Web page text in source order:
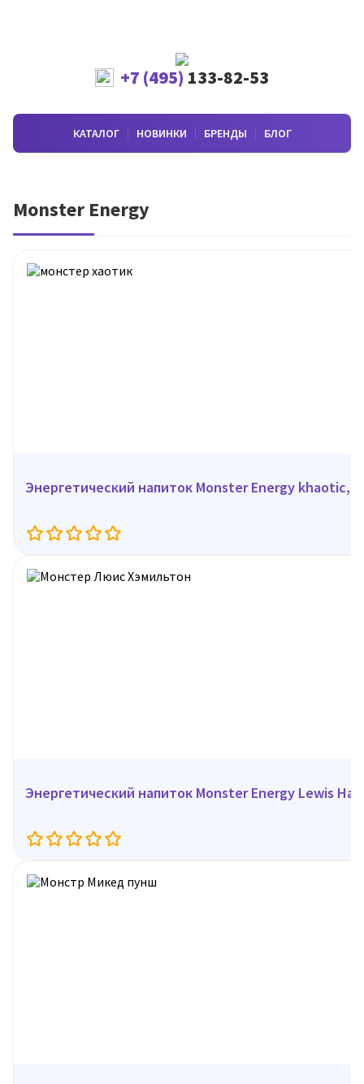
+7 (495) 133-82-53
КАТАЛОГ НОВИНКИ БРЕНДЫ БЛОГ
Monster Energy
Энергетический напиток Monster Energy khaotic,
Энергетический напиток Monster Energy Lewis